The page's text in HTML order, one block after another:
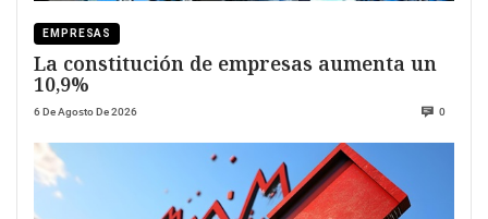
EMPRESAS
La constitución de empresas aumenta un
10,9%
6 De Agosto De 2026 0